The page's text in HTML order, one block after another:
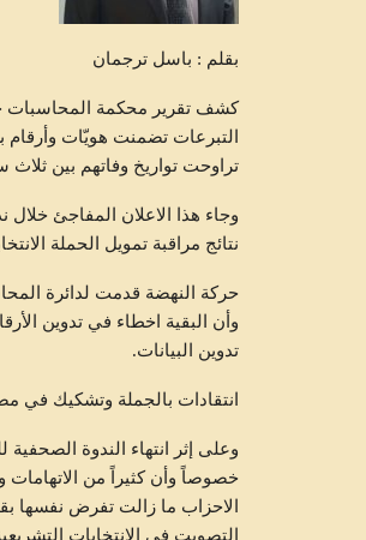
بقلم : باسل ترجمان
تراوحت تواريخ وفاتهم بين ثلاث سنوات إلى 11 سنة
نتائج مراقبة تمويل الحملة
وأن البقية اخطاء في تدوين
تدوين البيانات.
انتقادات بالجملة وتشكيك في
وعلى إثر انتهاء الندوة
خصوصاً وأن كثيراً من الاتهامات
الاحزاب ما زالت تفرض نفسها
التصويت في الانتخابات